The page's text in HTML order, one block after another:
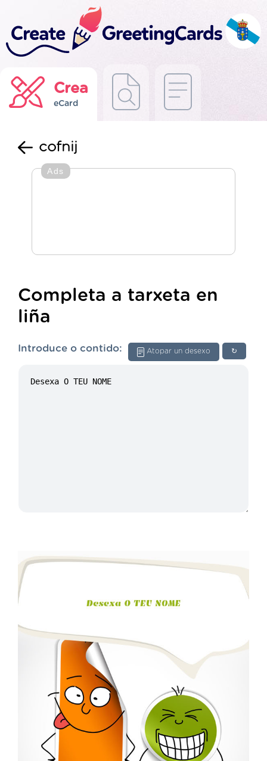
Crea
eCard
cofnij
Ads
Completa a tarxeta en
liña
↻
Atopar un desexo
Introduce o contido: